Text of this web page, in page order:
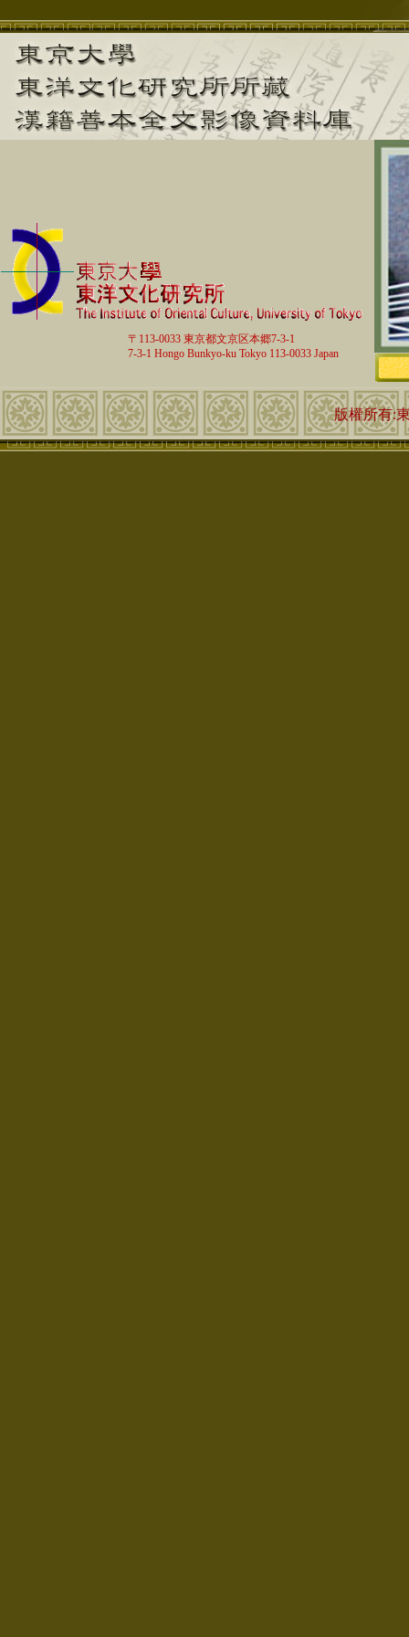
〒113-0033 東京都文京区本郷7-3-1
7-3-1 Hongo Bunkyo-ku Tokyo 113-0033 Japan
版權所有: